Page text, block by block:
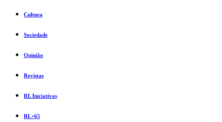
Cultura
Sociedade
Opinião
Revistas
RL Iniciativas
RL+65